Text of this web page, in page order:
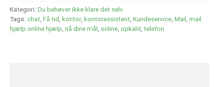
får
tid
til
det
Kategori: Du behøver ikke klare det selv.
Tags: chat, Få tid, kontor, kontorassistent, Kundeservice, Mail, mail
hjælp online hjælp, nå dine mål, online, opkald, telefon